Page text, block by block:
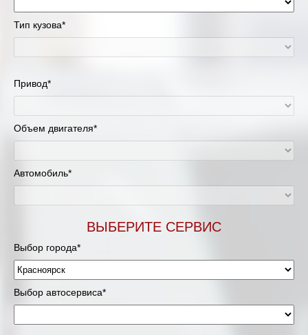
Тип кузова*
Привод*
Объем двигателя*
Автомобиль*
ВЫБЕРИТЕ СЕРВИС
Выбор города*
Выбор автосервиса*